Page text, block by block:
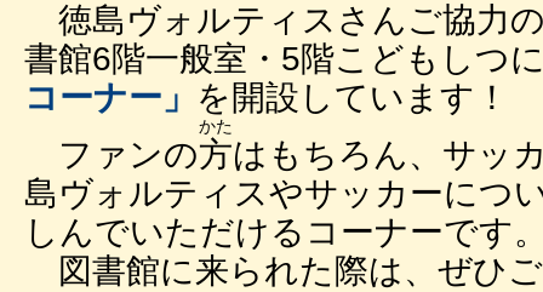
徳島ヴォルティスさんご協力
書館6階一般室・5階こどもしつ
コーナー」 を開設しています！
ファンの方
かた
はもちろん、サッ
島ヴォルティスやサッカーにつ
しんでいただけるコーナーです
図書館に来られた際は、ぜひ